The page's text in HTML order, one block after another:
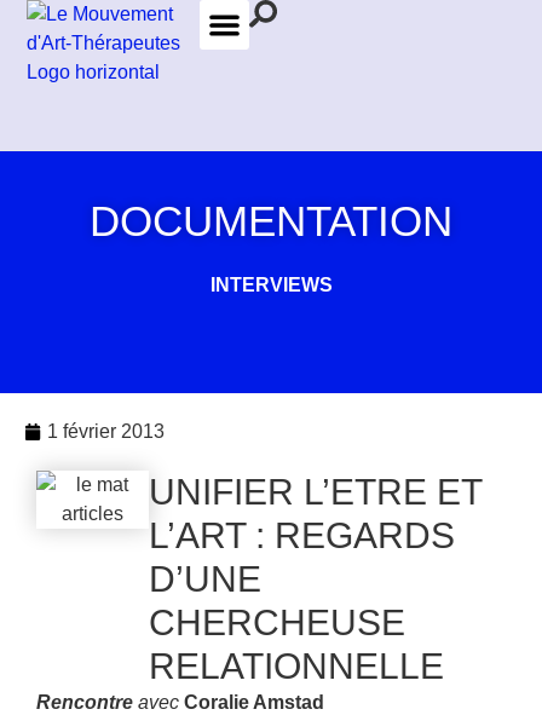
DOCUMENTATION
INTERVIEWS
1 février 2013
UNIFIER L’ETRE ET
L’ART : REGARDS
D’UNE
CHERCHEUSE
RELATIONNELLE
Rencontre avec Coralie Amstad